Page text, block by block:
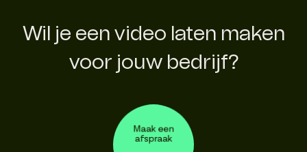
Wil je een video laten maken
voor jouw bedrijf?
Maak een
afspraak